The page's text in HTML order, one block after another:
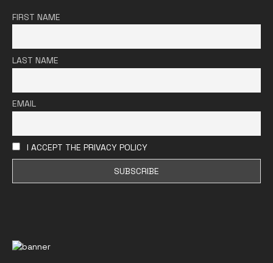
FIRST NAME
LAST NAME
EMAIL
I ACCEPT THE PRIVACY POLICY